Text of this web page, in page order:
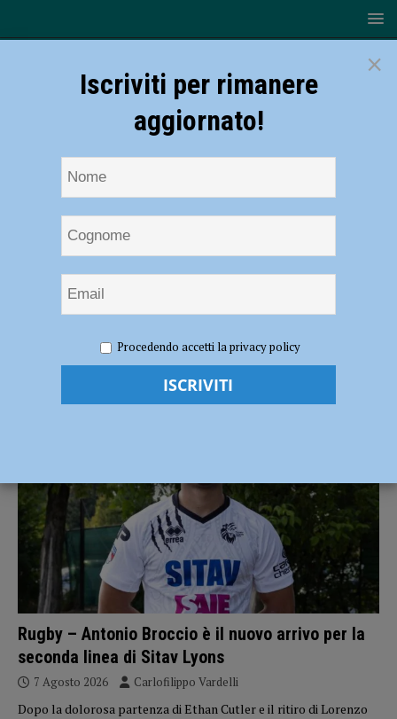
Rugby – Antonio Broccio è il nuovo arrivo per la
seconda linea di Sitav Lyons
7 Agosto 2026 Carlofilippo Vardelli
Dopo la dolorosa partenza di Ethan Cutler e il ritiro di Lorenzo
×
Iscriviti per rimanere
aggiornato!
Procedendo accetti la privacy policy